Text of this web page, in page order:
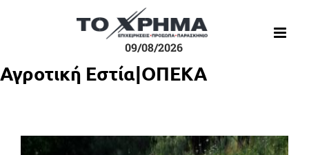
09/08/2026
Αγροτική Εστία|ΟΠΕΚΑ